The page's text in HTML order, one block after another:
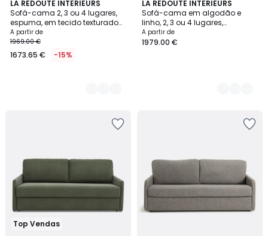
LA REDOUTE INTERIEURS
Sofá-cama 2, 3 ou 4 lugares,
espuma, em tecido texturado
mesclado, TIMOR
A partir de
1969.00 €
1673.65 € -15%
3
Cores
LA REDOUTE INTERIEURS
Sofá-cama em algodão e
linho, 2, 3 ou 4 lugares,
Comforto Bultex®, Marta
A partir de
1979.00 €
3
Cores
Top Vendas